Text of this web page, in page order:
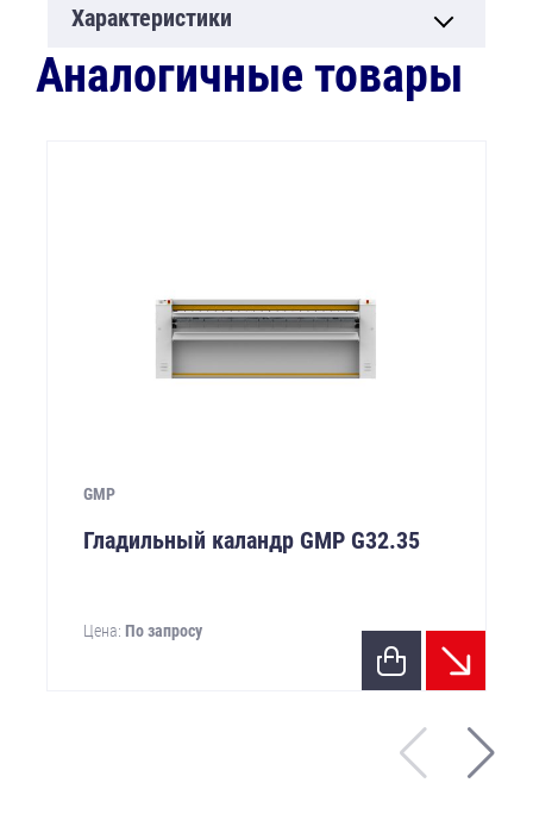
Характеристики
Аналогичные товары
GMP
Гладильный каландр GMP G32.35
Цена: По запросу